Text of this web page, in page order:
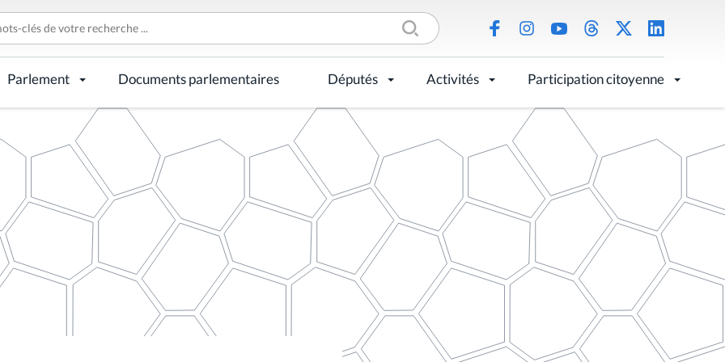
Parlement Documents parlementaires Députés Activités Participation citoyenne